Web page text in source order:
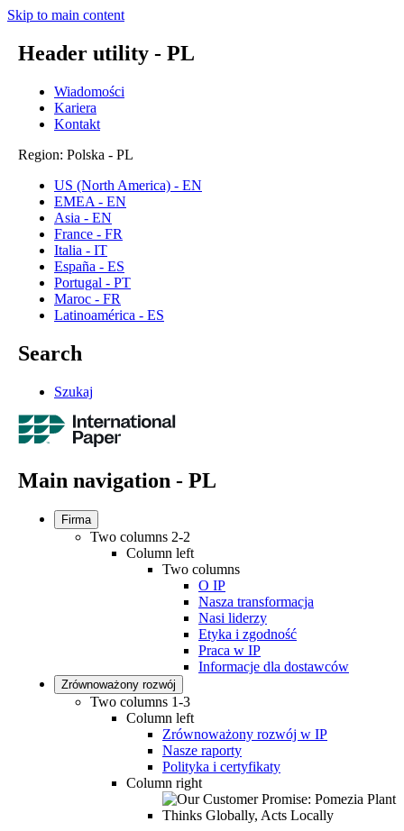
Skip to main content
Header utility - PL
Wiadomości
Kariera
Kontakt
Region: Polska - PL
US (North America) - EN
EMEA - EN
Asia - EN
France - FR
Italia - IT
España - ES
Portugal - PT
Maroc - FR
Latinoamérica - ES
Search
Szukaj
Main navigation - PL
Firma
Two columns 2-2
Column left
Two columns
O IP
Nasza transformacja
Nasi liderzy
Etyka i zgodność
Praca w IP
Informacje dla dostawców
Zrównoważony rozwój
Two columns 1-3
Column left
Zrównoważony rozwój w IP
Nasze raporty
Polityka i certyfikaty
Column right